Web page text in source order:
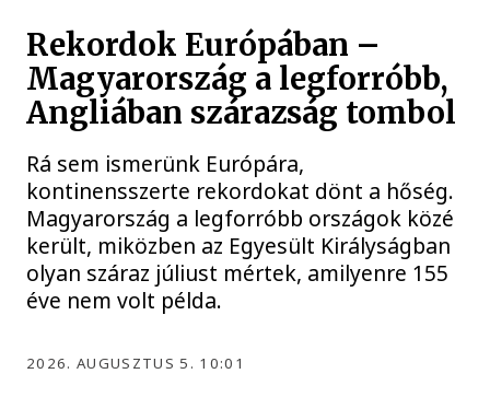
Rekordok Európában –
Magyarország a legforróbb,
Angliában szárazság tombol
Rá sem ismerünk Európára,
kontinensszerte rekordokat dönt a hőség.
Magyarország a legforróbb országok közé
került, miközben az Egyesült Királyságban
olyan száraz júliust mértek, amilyenre 155
éve nem volt példa.
2026. AUGUSZTUS 5. 10:01